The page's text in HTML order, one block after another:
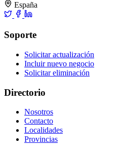
España
Soporte
Solicitar actualización
Incluir nuevo negocio
Solicitar eliminación
Directorio
Nosotros
Contacto
Localidades
Provincias